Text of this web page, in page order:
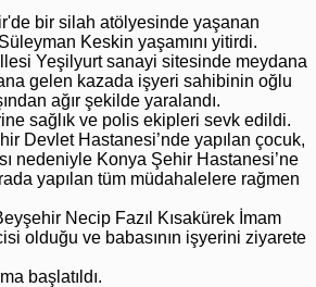
bir silah atölyesinde yaşanan
Keskin yaşamını yitirdi.
Yeşilyurt sanayi sitesinde meydana
gelen kazada işyeri sahibinin oğlu
ağır şekilde yaralandı.
sağlık ve polis ekipleri sevk edildi.
Devlet Hastanesi’nde yapılan çocuk,
nedeniyle Konya Şehir Hastanesi’ne
yapılan tüm müdahalelere rağmen
Necip Fazıl Kısakürek İmam
olduğu ve babasının işyerini ziyarete
başlatıldı.